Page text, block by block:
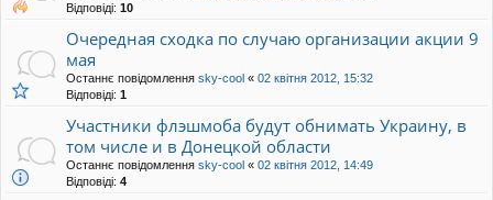
Відповіді: 10
Очередная сходка по случаю организации акции 9
мая
Останнє повідомлення sky-cool « 02 квітня 2012, 15:32
Відповіді: 1
Участники флэшмоба будут обнимать Украину, в
том числе и в Донецкой области
Останнє повідомлення sky-cool « 02 квітня 2012, 14:49
Відповіді: 4